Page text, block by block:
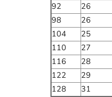
92
26
98
26
104
25
110
27
116
28
122
29
128
31